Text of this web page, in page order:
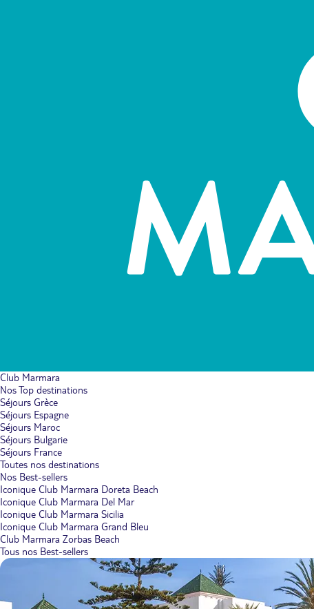
Club Marmara
Nos Top destinations
Séjours Grèce
Séjours Espagne
Séjours Maroc
Séjours Bulgarie
Séjours France
Toutes nos destinations
Nos Best-sellers
Iconique Club Marmara Doreta Beach
Iconique Club Marmara Del Mar
Iconique Club Marmara Sicilia
Iconique Club Marmara Grand Bleu
Club Marmara Zorbas Beach
Tous nos Best-sellers